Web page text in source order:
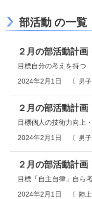
部活動 の一覧
2024年2月1日 男
２月の部活動計
目標自分の考えを持つ
2024年2月1日 男
２月の部活動計
目標個人の技術力向上
2024年2月1日 陸
２月の部活動計画
目標「自主自律」自ら